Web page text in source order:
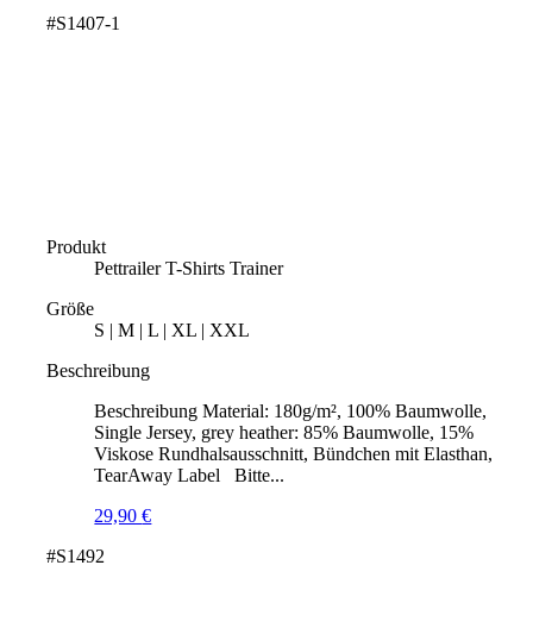
#S1407-1
Produkt
Pettrailer T-Shirts Trainer
Größe
S | M | L | XL | XXL
Beschreibung
Beschreibung Material: 180g/m², 100% Baumwolle,
Single Jersey, grey heather: 85% Baumwolle, 15%
Viskose Rundhalsausschnitt, Bündchen mit Elasthan,
TearAway Label Bitte...
29,90€
#S1492